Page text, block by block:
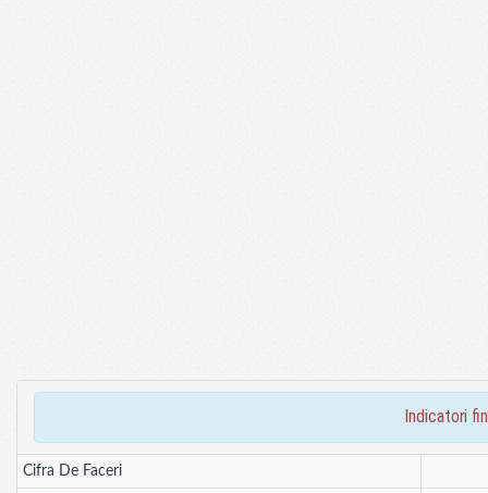
indicatori
Cifra De Faceri